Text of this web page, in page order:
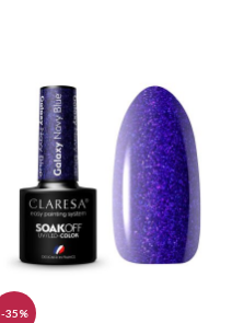
-35%